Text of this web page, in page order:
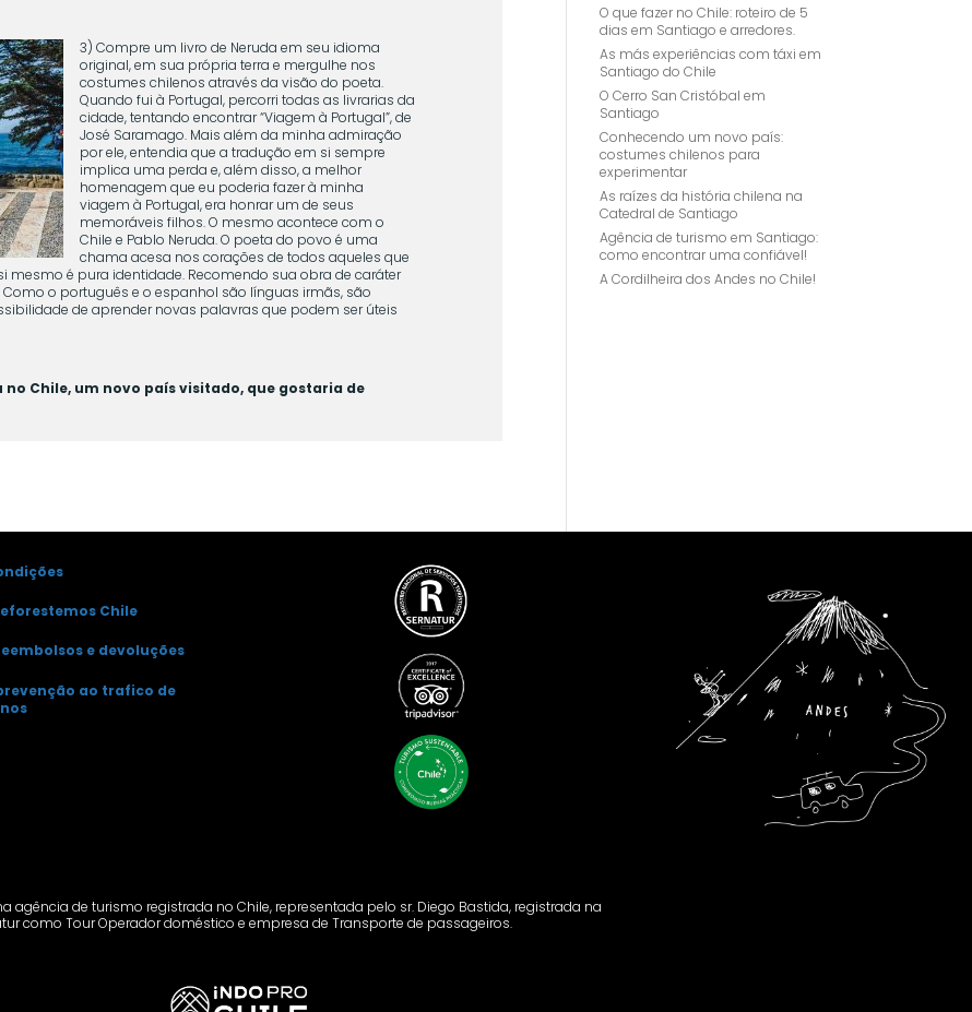
3) Compre um livro de Neruda em seu idioma
original, em sua própria terra e mergulhe nos
costumes chilenos através da visão do poeta.
Quando fui à Portugal, percorri todas as livrarias da
cidade, tentando encontrar “Viagem à Portugal”, de
José Saramago. Mais além da minha admiração
por ele, entendia que a tradução em si sempre
implica uma perda e, além disso, a melhor
homenagem que eu poderia fazer à minha
viagem à Portugal, era honrar um de seus
memoráveis filhos. O mesmo acontece com o
Chile e Pablo Neruda. O poeta do povo é uma
chama acesa nos corações de todos aqueles que
mesmo é pura identidade. Recomendo sua obra de caráter
Como o português e o espanhol são línguas irmãs, são
de aprender novas palavras que podem ser úteis
no Chile, um novo país visitado, que gostaria de
O que fazer no Chile: roteiro de 5
dias em Santiago e arredores.
As más experiências com táxi em
Santiago do Chile
O Cerro San Cristóbal em
Santiago
Conhecendo um novo país:
costumes chilenos para
experimentar
As raízes da história chilena na
Catedral de Santiago
Agência de turismo em Santiago:
como encontrar uma confiável!
A Cordilheira dos Andes no Chile!
Chile
e devoluções
ao trafico de
agência de turismo registrada no Chile, representada pelo sr. Diego Bastida, registrada na
como Tour Operador doméstico e empresa de Transporte de passageiros.